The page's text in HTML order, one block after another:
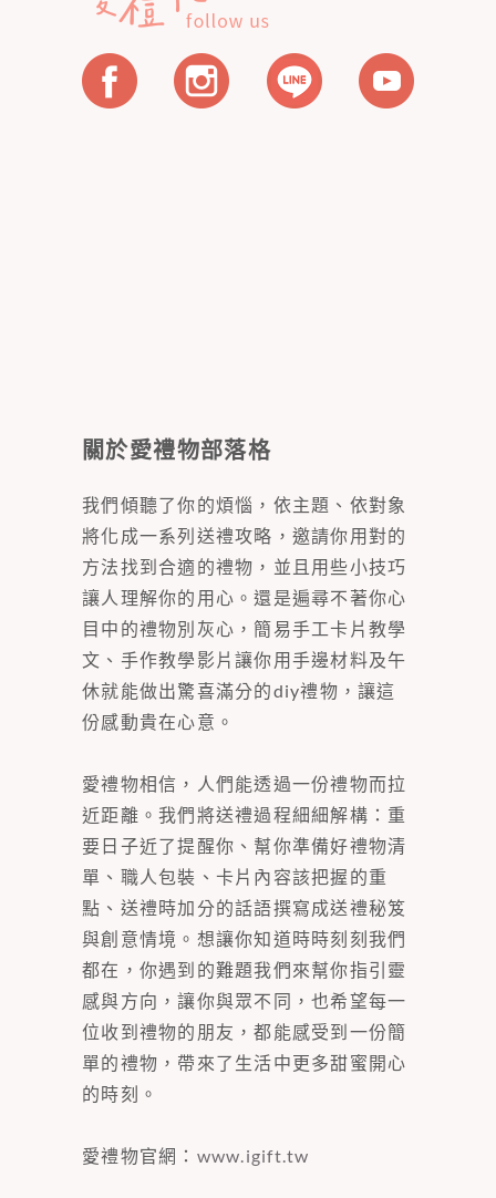
關於愛禮物部落格
我們傾聽了你的煩惱，依主題、依對象
將化成一系列送禮攻略，邀請你用對的
方法找到合適的禮物，並且用些小技巧
讓人理解你的用心。還是遍尋不著你心
目中的禮物別灰心，簡易手工卡片教學
文、手作教學影片讓你用手邊材料及午
休就能做出驚喜滿分的diy禮物，讓這
份感動貴在心意。
愛禮物相信，人們能透過一份禮物而拉
近距離。我們將送禮過程細細解構：重
要日子近了提醒你、幫你準備好禮物清
單、職人包裝、卡片內容該把握的重
點、送禮時加分的話語撰寫成送禮秘笈
與創意情境。想讓你知道時時刻刻我們
都在，你遇到的難題我們來幫你指引靈
感與方向，讓你與眾不同，也希望每一
位收到禮物的朋友，都能感受到一份簡
單的禮物，帶來了生活中更多甜蜜開心
的時刻。
愛禮物官網： www.igift.tw